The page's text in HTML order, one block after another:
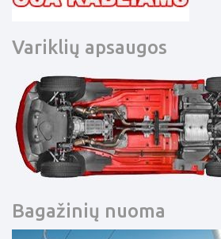
Variklių apsaugos
Bagažinių nuoma